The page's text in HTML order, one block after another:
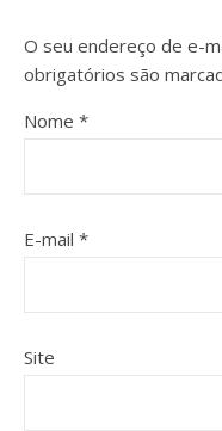
O seu endereço de e-
obrigatórios são
Nome *
E-mail *
Site